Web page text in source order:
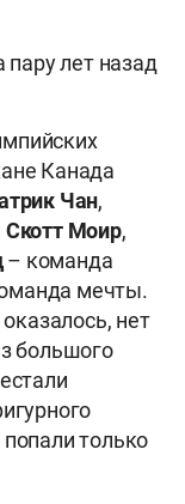
лет назад
Канада
Чан,
Скотт Моир,
– команда
мечты.
нет
большого
только